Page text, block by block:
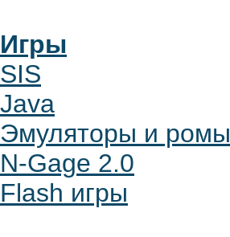
Игры
SIS
Java
Эмуляторы и ромы
N-Gage 2.0
Flash игры